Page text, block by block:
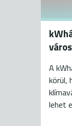
A
körül,
lehet